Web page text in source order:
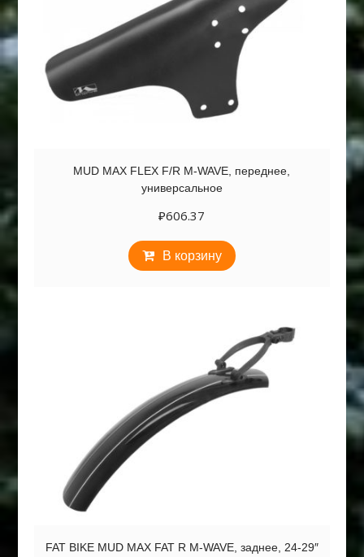
MUD MAX FLEX F/R M-WAVE, переднее,
универсальное
₽606.37
В корзину
FAT BIKE MUD MAX FAT R M-WAVE, заднее, 24-29″